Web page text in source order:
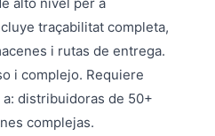
traçabilitat completa,
i rutas de entrega.
i complejo. Requiere
distribuidoras de 50+
complejas.